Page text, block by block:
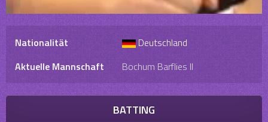
Nationalität
Deutschland
Aktuelle Mannschaft
Bochum Barflies II
BATTING